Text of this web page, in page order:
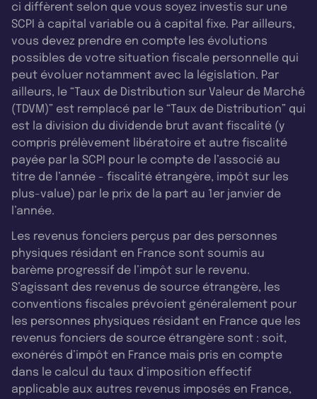
ci diffèrent selon que vous soyez investis sur une
SCPI à capital variable ou à capital fixe. Par ailleurs,
vous devez prendre en compte les évolutions
possibles de votre situation fiscale personnelle qui
peut évoluer notamment avec la législation. Par
ailleurs, le “Taux de Distribution sur Valeur de Marché
(TDVM)” est remplacé par le “Taux de Distribution” qui
est la division du dividende brut avant fiscalité (y
compris prélèvement libératoire et autre fiscalité
payée par la SCPI pour le compte de l’associé au
titre de l’année - fiscalité étrangère, impôt sur les
plus-value) par le prix de la part au 1er janvier de
l’année.
Les revenus fonciers perçus par des personnes
physiques résidant en France sont soumis au
barème progressif de l’impôt sur le revenu.
S’agissant des revenus de source étrangère, les
conventions fiscales prévoient généralement pour
les personnes physiques résidant en France que les
revenus fonciers de source étrangère sont : soit,
exonérés d’impôt en France mais pris en compte
dans le calcul du taux d’imposition effectif
applicable aux autres revenus imposés en France,